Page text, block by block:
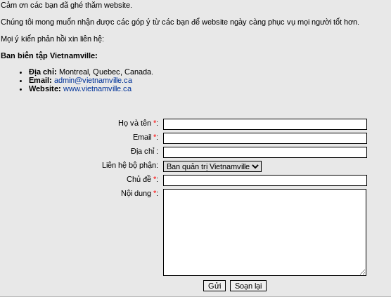
Cảm ơn các bạn đã ghé thăm website.
Chúng tôi mong muốn nhận được các góp ý từ các bạn để website ngày càng phục vụ mọi người tốt hơn.
Mọi ý kiến phản hồi xin liên hệ:
Ban biên tập Vietnamville:
Địa chỉ: Montreal, Quebec, Canada.
Email: admin@vietnamville.ca
Website: www.vietnamville.ca
Họ và tên *:
Email *:
Địa chỉ :
Liên hệ bộ phận:
Chủ đề *:
Nội dung *: